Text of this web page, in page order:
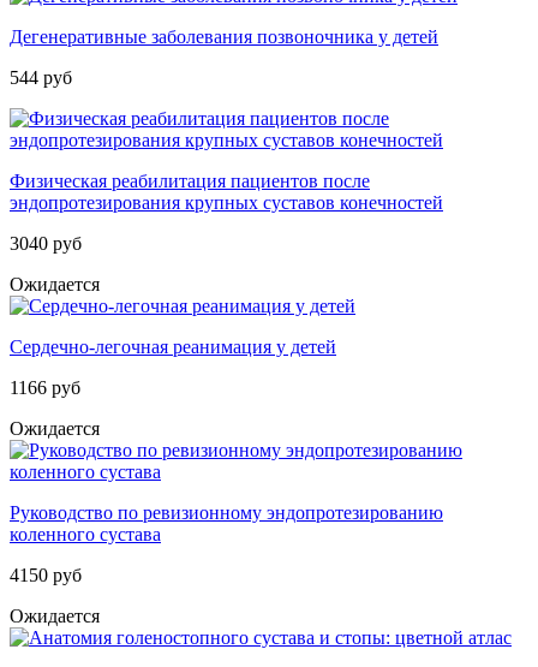
Дегенеративные заболевания позвоночника у детей
544 руб
Физическая реабилитация пациентов после
эндопротезирования крупных суставов конечностей
3040 руб
Ожидается
Сердечно-легочная реанимация у детей
1166 руб
Ожидается
Руководство по ревизионному эндопротезированию
коленного сустава
4150 руб
Ожидается